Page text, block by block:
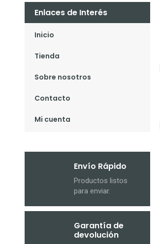
Enlaces de Interés
Inicio
Tienda
Sobre nosotros
Contacto
Mi cuenta
Envío Rápido
Productos listos
para enviar.
Garantía de
devolución